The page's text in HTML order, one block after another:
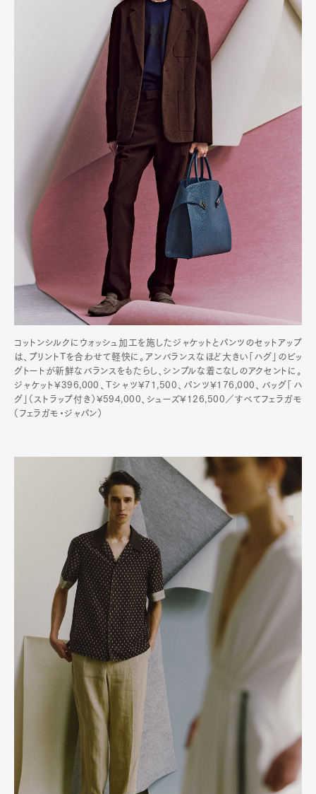
Art&Design Watch
Fashion
Gourmet
ProductCulture
Pen Membership
Magazine
Official Columnist
About
Contact
Pen Meet
Pen international Pen tw
コットンシルクにウォッシュ加工を施したジャケットとパンツのセットアップ
は、プリントTを合わせて軽快に。アンバランスなほど大きい「ハグ」のビッ
グトートが新鮮なバランスをもたらし、シンプルな着こなしのアクセントに。
ジャケット¥396,000、Tシャツ¥71,500、パンツ¥176,000、バッグ「ハ
グ」（ストラップ付き）¥594,000、シューズ¥126,500／すべてフェラガモ
（フェラガモ・ジャパン）